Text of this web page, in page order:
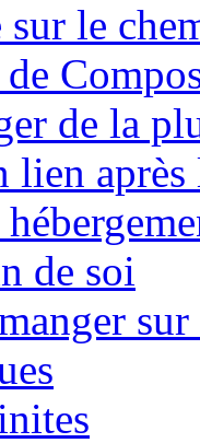
sur le
de la
lien
de soi